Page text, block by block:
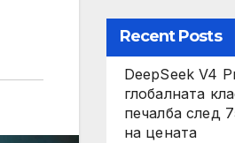
Recent Posts
DeepSeek V4
глобалната
печалба след
на цената